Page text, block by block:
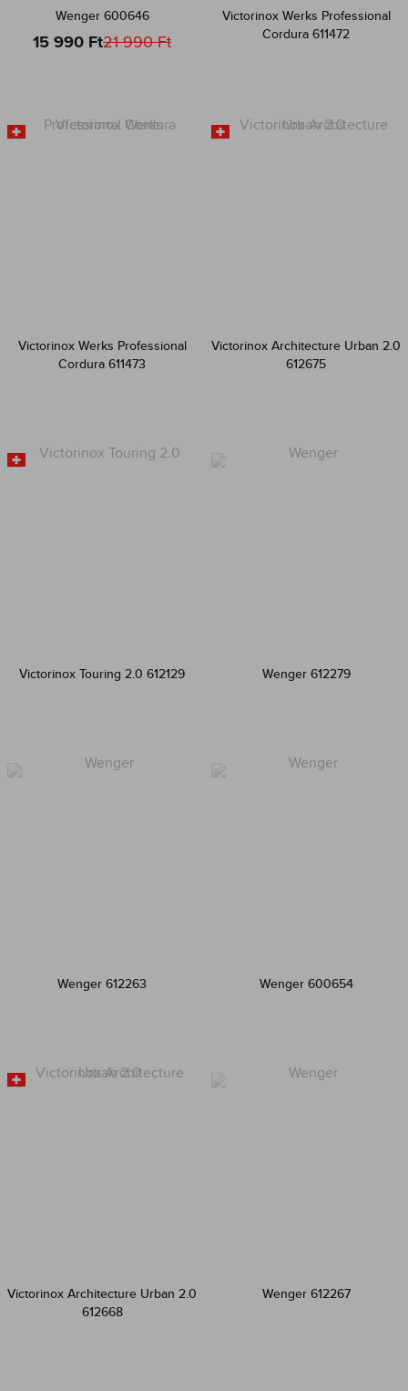
Wenger 600646
15 990 Ft21 990 Ft
Victorinox Werks Professional
Cordura 611472
Victorinox Werks Professional
Cordura 611473
Victorinox Architecture Urban 2.0
612675
Victorinox Touring 2.0 612129 Wenger 612279
Wenger 612263 Wenger 600654
Victorinox Architecture Urban 2.0
612668
Wenger 612267